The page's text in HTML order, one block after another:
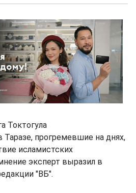
Токтогула
прогремевшие на днях,
исламистских
эксперт выразил в
"ВБ".